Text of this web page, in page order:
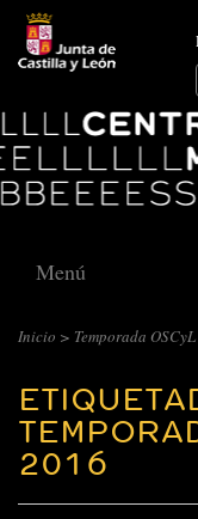
Centro
Cultural
Miguel
Delibes
Menú
Inicio > Temporada
2016